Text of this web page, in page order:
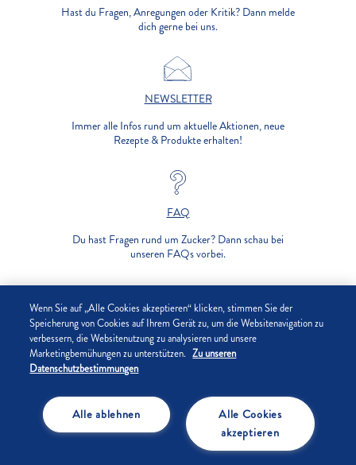
Hast du Fragen, Anregungen oder Kritik? Dann melde
dich gerne bei uns.
NEWSLETTER
Immer alle Infos rund um aktuelle Aktionen, neue
Rezepte & Produkte erhalten!
FAQ
Du hast Fragen rund um Zucker? Dann schau bei
unseren FAQs vorbei.
UNTERNEHMEN
DATENSCHUTZ
COOKIE-EINSTELLUNGEN
Wenn Sie auf „Alle Cookies akzeptieren“ klicken, stimmen Sie der
Speicherung von Cookies auf Ihrem Gerät zu, um die Websitenavigation zu
verbessern, die Websitenutzung zu analysieren und unsere
Marketingbemühungen zu unterstützen. Zu unseren
Datenschutzbestimmungen
Alle Cookies
akzeptieren
Alle ablehnen